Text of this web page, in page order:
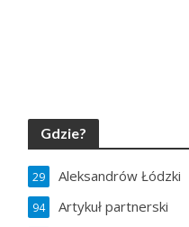
Gdzie?
Aleksandrów Łódzki
29
Artykuł partnerski
94